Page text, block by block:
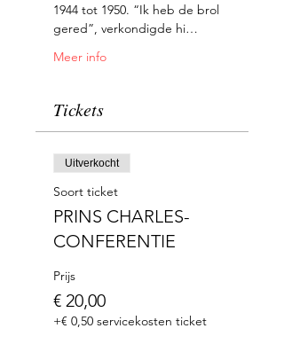
1944 tot 1950. “Ik heb de brol
gered”, verkondigde hi…
Meer info
Tickets
Uitverkocht
Soort ticket
PRINS CHARLES-
CONFERENTIE
Prijs
€ 20,00
+€ 0,50 servicekosten ticket